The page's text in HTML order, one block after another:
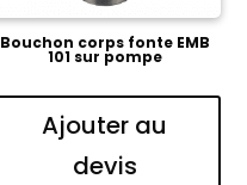
Bouchon corps fonte EMB
101 sur pompe
Ajouter au
devis